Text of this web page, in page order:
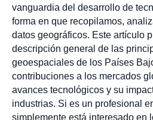
vanguardia del desarrollo de
forma en que recopilamos,
datos geográficos. Este artículo
descripción general de las
geoespaciales de los Países
contribuciones a los mercados
avances tecnológicos y su
industrias. Si es un profesional
simplemente está interesado en